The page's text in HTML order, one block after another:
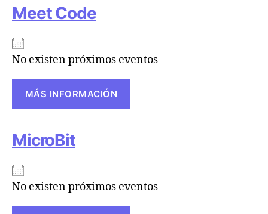
Meet Code
No existen próximos eventos
MÁS INFORMACIÓN
MicroBit
No existen próximos eventos